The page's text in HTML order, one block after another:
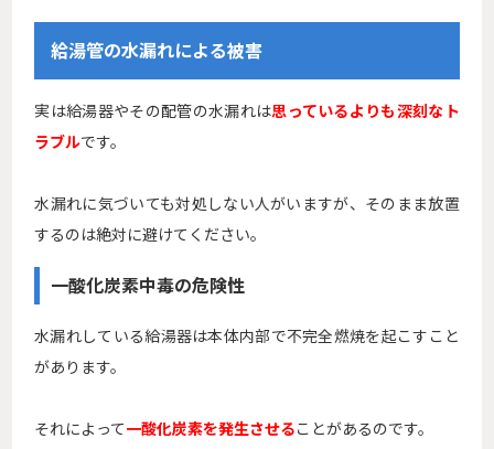
給湯管の水漏れによる被害
実は給湯器やその配管の水漏れは思っているよりも深刻なト
ラブルです。
水漏れに気づいても対処しない人がいますが、そのまま放置
するのは絶対に避けてください。
一酸化炭素中毒の危険性
水漏れしている給湯器は本体内部で不完全燃焼を起こすこと
があります。
それによって一酸化炭素を発生させることがあるのです。